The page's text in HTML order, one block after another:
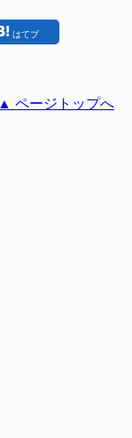
はてブ
▲ ページトップへ